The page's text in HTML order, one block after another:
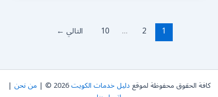
1
2
…
10 التالي ←
كافة الحقوق محفوظة لموقعدليل خدمات الكويت2026 © | من نحن |